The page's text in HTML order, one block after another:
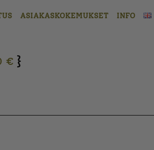
ASIAKASKOKEMUKSET INFO
€ }